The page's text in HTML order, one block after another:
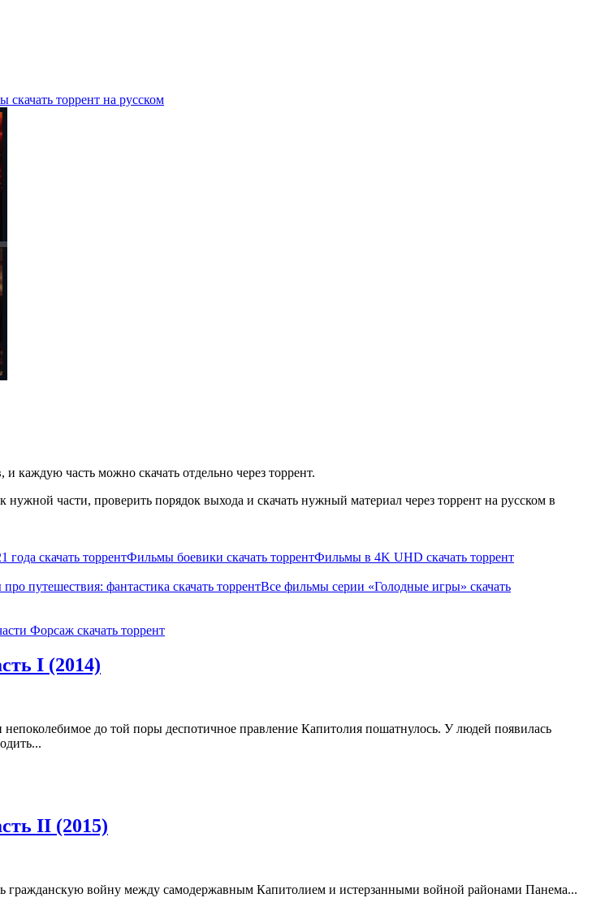
скачать торрент на русском
каждую часть можно скачать отдельно через торрент.
части, проверить порядок выхода и скачать нужный материал через торрент на русском в
скачать торрентФильмы боевики скачать торрентФильмы в 4K UHD скачать торрент
путешествия: фантастика скачать торрентВсе фильмы серии «Голодные игры» скачать
Форсаж скачать торрент
I (2014)
до той поры деспотичное правление Капитолия пошатнулось. У людей появилась
II (2015)
войну между самодержавным Капитолием и истерзанными войной районами Панема...